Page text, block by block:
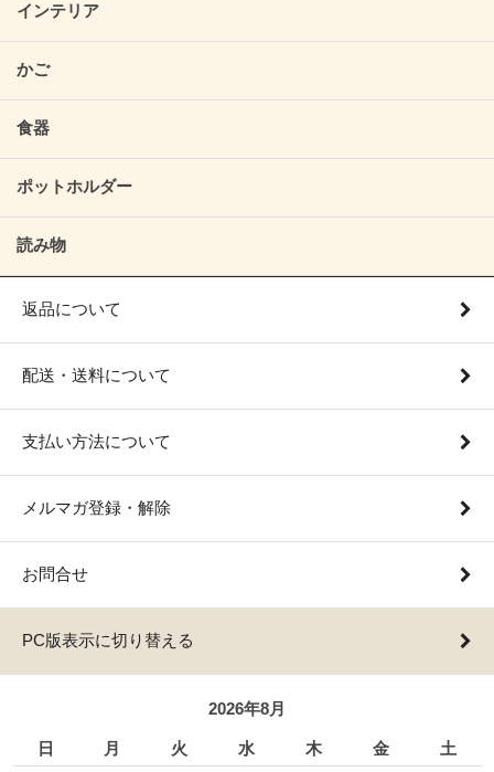
インテリア
かご
食器
ポットホルダー
読み物
返品について
配送・送料について
支払い方法について
メルマガ登録・解除
お問合せ
PC版表示に切り替える
2026年8月
日 月 火 水 木 金
土